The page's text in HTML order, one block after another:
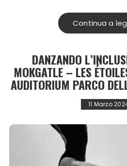
Continua a
DANZANDO
MOKGATLE – LES
AUDITORIUM PARCO
11 Marzo